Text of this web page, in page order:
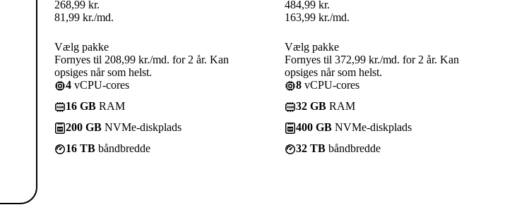
268,99 kr.
81,99 kr./md.
Vælg pakke
Fornyes til 208,99 kr./md. for 2 år. Kan
opsiges når som helst.
4 vCPU-cores
16 GB RAM
200 GB NVMe-diskplads
16 TB båndbredde
484,99 kr.
163,99 kr./md.
Vælg pakke
Fornyes til 372,99 kr./md. for 2 år. Kan
opsiges når som helst.
8 vCPU-cores
32 GB RAM
400 GB NVMe-diskplads
32 TB båndbredde